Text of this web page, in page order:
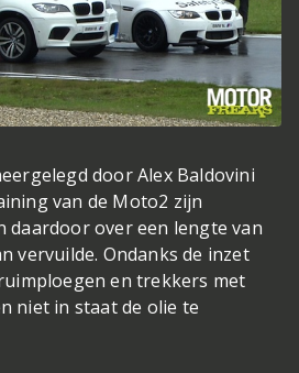
door Alex Baldovini
van de Moto2 zijn
daardoor over een lengte van
vervuilde. Ondanks de inzet
en trekkers met
niet in staat de olie te